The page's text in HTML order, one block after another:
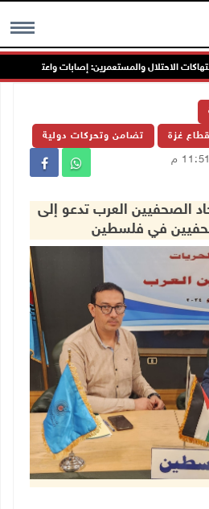
MENUالاحتلال والمستعمرين: إصابات واعتقالات
غزة تضامن وتحركات دولية
الصحفيين العرب تدعو إلى
في فلسطين